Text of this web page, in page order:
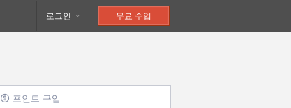
로그인 무료 수업
포인트 구입